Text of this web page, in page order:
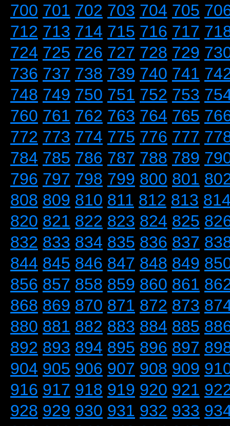
700 701 702 703 704 705
712 713 714 715 716 717
724 725 726 727 728 729
736 737 738 739 740 741
748 749 750 751 752 753
760 761 762 763 764 765
772 773 774 775 776 777
784 785 786 787 788 789
796 797 798 799 800 801
808 809 810 811 812 813
820 821 822 823 824 825
832 833 834 835 836 837
844 845 846 847 848 849
856 857 858 859 860 861
868 869 870 871 872 873
880 881 882 883 884 885
892 893 894 895 896 897
904 905 906 907 908 909
916 917 918 919 920 921
928 929 930 931 932 933